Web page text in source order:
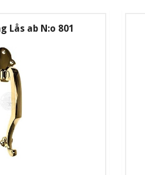
Lås ab N:o 801